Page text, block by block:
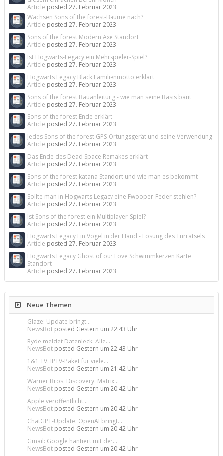
Article posted 27. Februar 2023
Wachsen Sons of the forest-Bäume nach?
Article posted 27. Februar 2023
Sons of the forest Modern Axe Standort
Article posted 27. Februar 2023
Ist Hogwarts-Legacy ein Mehrspieler-Spiel?
Article posted 27. Februar 2023
Hogwarts Legacy Black Familienmotto erklärt
Article posted 27. Februar 2023
Sons of the forest Bauanleitung - wie man seine Basis baut
Article posted 27. Februar 2023
Sons of the forest Ende erklärt
Article posted 27. Februar 2023
Jedes Sons of the forest GPS-Ortungsgerät und seine Verwendung
Article posted 27. Februar 2023
Das Ende des Dead Space Remakes erklärt
Article posted 27. Februar 2023
Sons of the forest katana Standort und wie man es bekommt
Article posted 27. Februar 2023
Sollte man in Hogwarts Legacy eine Fwooper-Feder stehlen?
Article posted 27. Februar 2023
Ist Sons of the forest ein Multiplayer-Spiel?
Article posted 27. Februar 2023
Hogwarts Legacy Ein Vogel in der Hand - Lösung des Türrätsels
Article posted 27. Februar 2023
Hogwarts Legacy Ghost of our Love Schwimmkerzen Karte
Standort
Article posted 27. Februar 2023
Neue Themen
Glaze: Update bringt...
NewsBot posted Gestern um 22:43 Uhr
Ryde meldet Datenleck: Alle...
NewsBot posted Gestern um 22:43 Uhr
1&1 TV: IPTV-Paket für viele...
NewsBot posted Gestern um 21:42 Uhr
Warner Bros. Discovery: Matrix...
NewsBot posted Gestern um 20:42 Uhr
Apple veröffentlicht...
NewsBot posted Gestern um 20:42 Uhr
ChatGPT-Update: OpenAI bringt...
NewsBot posted Gestern um 20:42 Uhr
Gmail: Google hantiert mit der...
NewsBot posted Gestern um 20:42 Uhr